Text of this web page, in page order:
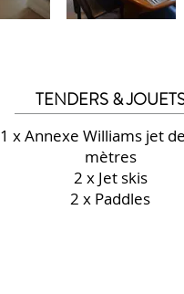
TENDERS &
1 x Annexe Williams jet
mètres
2 x Jet skis
2 x Paddles